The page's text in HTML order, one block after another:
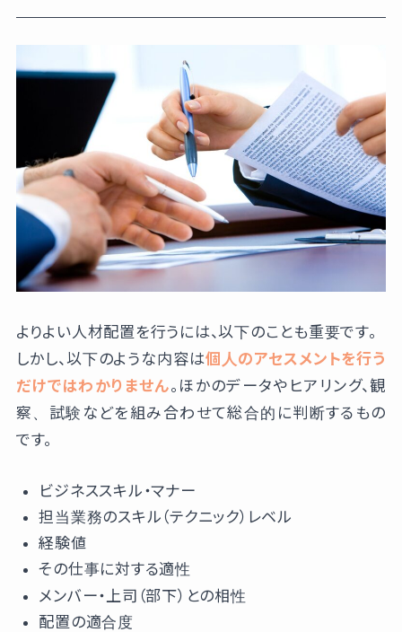
よりよい人材配置を行うには、以下のことも重要です。
しかし、以下のような内容は個人のアセスメントを行う
だけではわかりません。ほかのデータやヒアリング、観
察、試験などを組み合わせて総合的に判断するもの
です。
ビジネススキル・マナー
担当業務のスキル（テクニック）レベル
経験値
その仕事に対する適性
メンバー・上司（部下）との相性
配置の適合度